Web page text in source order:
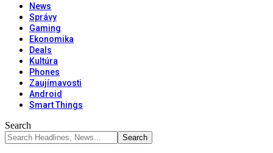
News
Správy
Gaming
Ekonomika
Deals
Kultúra
Phones
Zaujímavosti
Android
Smart Things
Search